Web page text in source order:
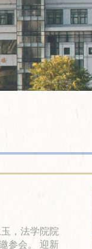
，法学院院
。 迎新